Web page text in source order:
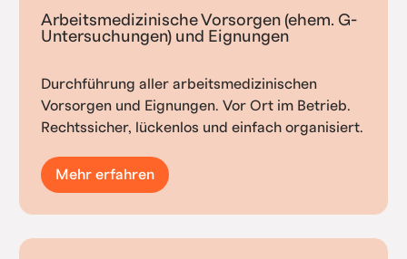
Arbeitsmedizinische Vorsorgen (ehem. G-
Untersuchungen) und Eignungen
Durchführung aller arbeitsmedizinischen
Vorsorgen und Eignungen. Vor Ort im Betrieb.
Rechtssicher, lückenlos und einfach organisiert.
Mehr erfahren